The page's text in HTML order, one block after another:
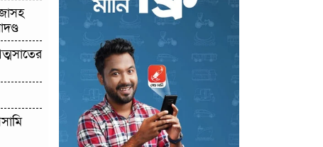
অষ্টগ্রামে পুলিশের অভিযানে ৪ কেজি গাঁজা
সহ ২ জন মাদক কারবারি আটক
শেরপুরের শ্রীবরদীতে বৃদ্ধের ঝুলন্ত মরদেহ
উদ্ধার: হত্যা নাকি আত্মহত্যা বাড়ছে ধোঁয়াশা
ধুনটে ভ্রাম্যমাণ আদালতের অভিযানে ৩২টি
চায়না দুয়ারী জাল জব্দ,পুড়িয়ে ধ্বংস